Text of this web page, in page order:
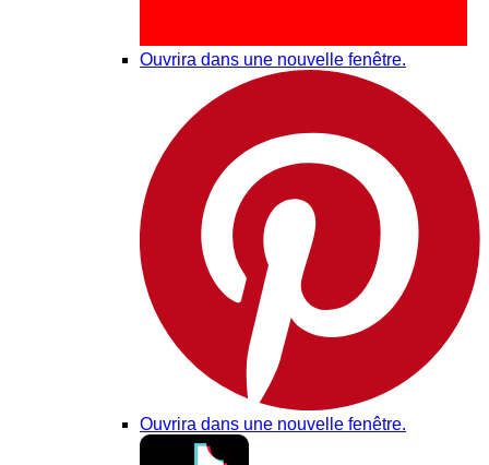
Ouvrira dans une nouvelle fenêtre.
Ouvrira dans une nouvelle fenêtre.